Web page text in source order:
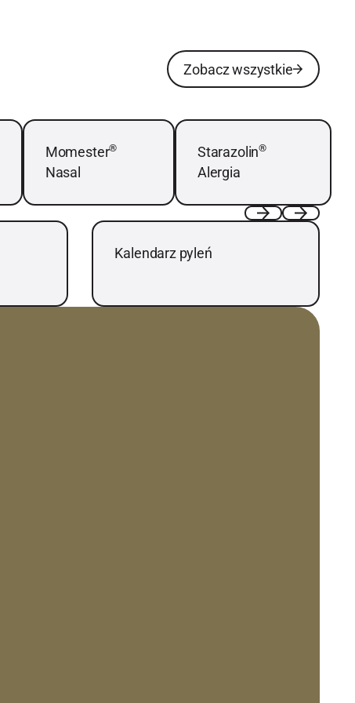
Zobacz wszystkie
Zobacz wszystkie
Momester®
Nasal
Dowiedz się więcej
Starazolin®
Alergia
Dowiedz się więcej
Kalendarz pyleń
Dowiedz się więcej